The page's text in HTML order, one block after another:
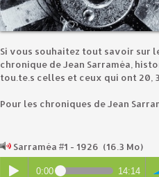
Si vous souhaitez tout savoir sur
chronique de Jean Sarraméa,
tou.te.s celles et ceux qui ont 20,
Pour les chroniques de Jean
Sarraméa #1 - 1926 (16.3 Mo)
0:00 14:14